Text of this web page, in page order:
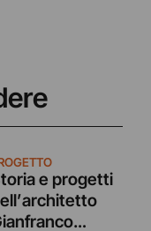
e progetti